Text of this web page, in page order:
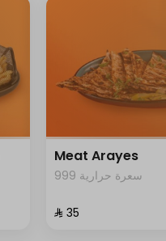
Meat Arayes
999 سعرة حرارية
⁨⁦‪‬ 35⁩